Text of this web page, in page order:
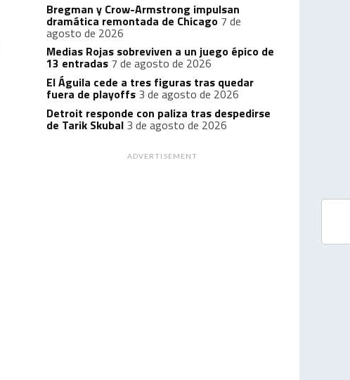
Bregman y Crow-Armstrong impulsan
dramática remontada de Chicago 7 de
agosto de 2026
Medias Rojas sobreviven a un juego épico de
13 entradas 7 de agosto de 2026
El Águila cede a tres figuras tras quedar
fuera de playoffs 3 de agosto de 2026
Detroit responde con paliza tras despedirse
de Tarik Skubal 3 de agosto de 2026
ADVERTISEMENT